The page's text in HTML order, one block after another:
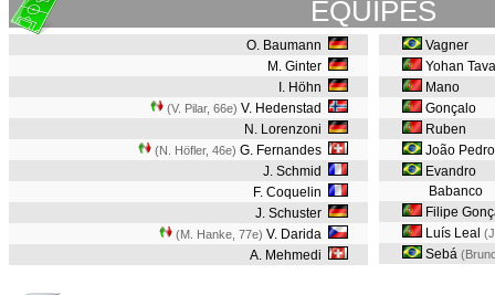
EQUIPES
O. Baumann
M. Ginter
I. Höhn
(V. Pilar, 66e) V. Hedenstad
N. Lorenzoni
(N. Höfler, 46e) G. Fernandes
J. Schmid
F. Coquelin
J. Schuster
(M. Hanke, 77e) V. Darida
A. Mehmedi
Vagner
Yohan
Mano
Gonçalo
Ruben
João
Evandro
Babanco
Filipe
Luís Leal
Sebá